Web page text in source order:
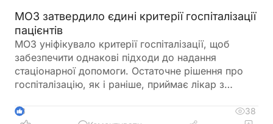
МОЗ затвердило єдині критерії госпіталізації
пацієнтів
МОЗ уніфікувало критерії госпіталізації, щоб
забезпечити однакові підходи до надання
стаціонарної допомоги. Остаточне рішення про
госпіталізацію, як і раніше, приймає лікар з
3
38